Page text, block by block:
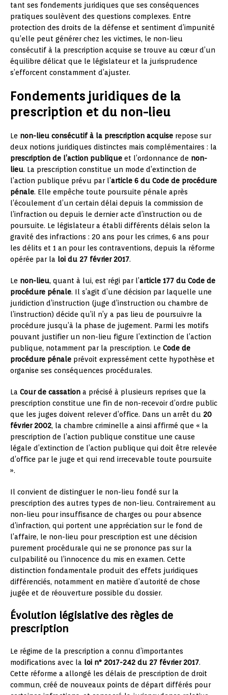
tant ses fondements juridiques que ses conséquences
pratiques soulèvent des questions complexes. Entre
protection des droits de la défense et sentiment d’impunité
qu’elle peut générer chez les victimes, le non-lieu
consécutif à la prescription acquise se trouve au cœur d’un
équilibre délicat que le législateur et la jurisprudence
s’efforcent constamment d’ajuster.
Fondements juridiques de la
prescription et du non-lieu
Le non-lieu consécutif à la prescription acquise repose sur
deux notions juridiques distinctes mais complémentaires : la
prescription de l’action publique et l’ordonnance de non-
lieu. La prescription constitue un mode d’extinction de
l’action publique prévu par l’article 6 du Code de procédure
pénale. Elle empêche toute poursuite pénale après
l’écoulement d’un certain délai depuis la commission de
l’infraction ou depuis le dernier acte d’instruction ou de
poursuite. Le législateur a établi différents délais selon la
gravité des infractions : 20 ans pour les crimes, 6 ans pour
les délits et 1 an pour les contraventions, depuis la réforme
opérée par la loi du 27 février 2017.
Le non-lieu, quant à lui, est régi par l’article 177 du Code de
procédure pénale. Il s’agit d’une décision par laquelle une
juridiction d’instruction (juge d’instruction ou chambre de
l’instruction) décide qu’il n’y a pas lieu de poursuivre la
procédure jusqu’à la phase de jugement. Parmi les motifs
pouvant justifier un non-lieu figure l’extinction de l’action
publique, notamment par la prescription. Le Code de
procédure pénale prévoit expressément cette hypothèse et
organise ses conséquences procédurales.
La Cour de cassation a précisé à plusieurs reprises que la
prescription constitue une fin de non-recevoir d’ordre public
que les juges doivent relever d’office. Dans un arrêt du 20
février 2002, la chambre criminelle a ainsi affirmé que « la
prescription de l’action publique constitue une cause
légale d’extinction de l’action publique qui doit être relevée
d’office par le juge et qui rend irrecevable toute poursuite
».
Il convient de distinguer le non-lieu fondé sur la
prescription des autres types de non-lieu. Contrairement au
non-lieu pour insuffisance de charges ou pour absence
d’infraction, qui portent une appréciation sur le fond de
l’affaire, le non-lieu pour prescription est une décision
purement procédurale qui ne se prononce pas sur la
culpabilité ou l’innocence du mis en examen. Cette
distinction fondamentale produit des effets juridiques
différenciés, notamment en matière d’autorité de chose
jugée et de réouverture possible du dossier.
Évolution législative des règles de
prescription
Le régime de la prescription a connu d’importantes
modifications avec la loi n° 2017-242 du 27 février 2017.
Cette réforme a allongé les délais de prescription de droit
commun, créé de nouveaux points de départ différés pour